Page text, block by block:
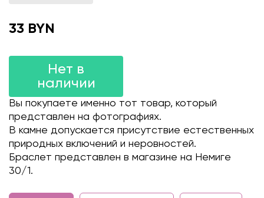
33 BYN
Нет в
наличии
Вы покупаете именно тот товар, который
представлен на фотографиях.
В камне допускается присутствие естественных
природных включений и неровностей.
Браслет представлен в магазине на Немиге
30/1.